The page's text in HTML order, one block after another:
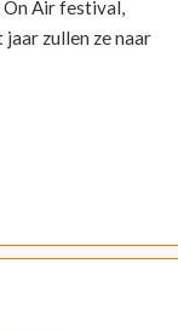
On Air festival,
jaar zullen ze naar